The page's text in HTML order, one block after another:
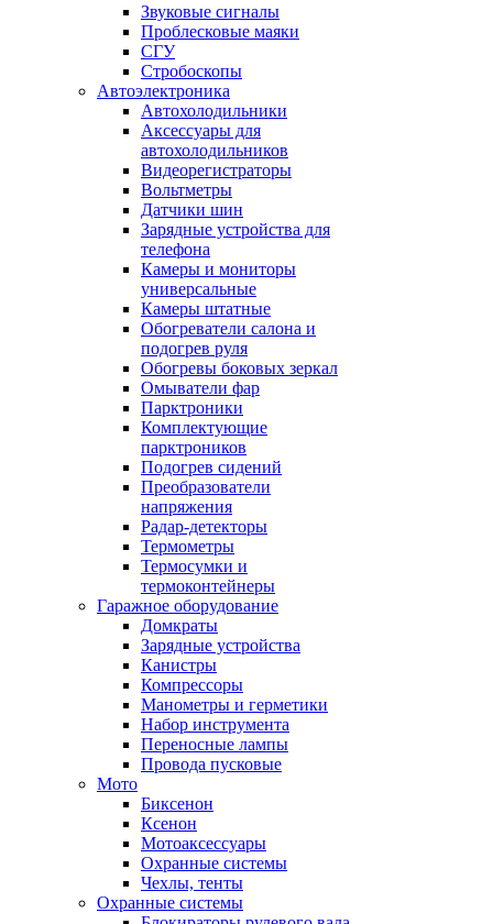
Звуковые сигналы
Проблесковые маяки
СГУ
Стробоскопы
Автоэлектроника
Автохолодильники
Аксессуары для
автохолодильников
Видеорегистраторы
Вольтметры
Датчики шин
Зарядные устройства для
телефона
Камеры и мониторы
универсальные
Камеры штатные
Обогреватели салона и
подогрев руля
Обогревы боковых зеркал
Омыватели фар
Парктроники
Комплектующие
парктроников
Подогрев сидений
Преобразователи
напряжения
Радар-детекторы
Термометры
Термосумки и
термоконтейнеры
Гаражное оборудование
Домкраты
Зарядные устройства
Канистры
Компрессоры
Манометры и герметики
Набор инструмента
Переносные лампы
Провода пусковые
Мото
Биксенон
Ксенон
Мотоаксессуары
Охранные системы
Чехлы, тенты
Охранные системы